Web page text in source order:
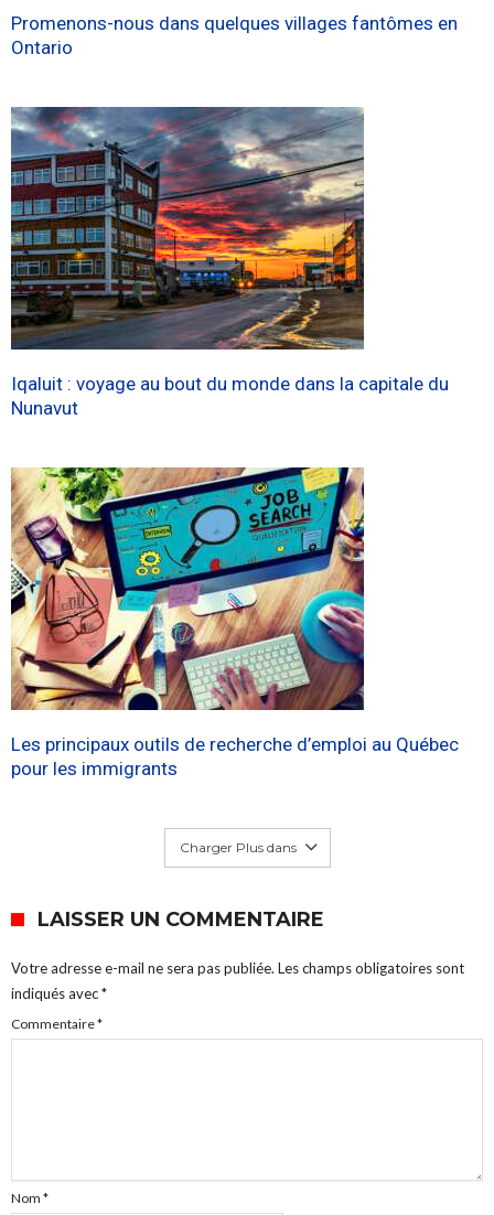
Promenons-nous dans quelques villages fantômes en
Ontario
Iqaluit : voyage au bout du monde dans la capitale du
Nunavut
Les principaux outils de recherche d’emploi au Québec
pour les immigrants
Charger Plus dans
LAISSER UN COMMENTAIRE
Votre adresse e-mail ne sera pas publiée. Les champs obligatoires sont
indiqués avec*
Commentaire*
Nom *